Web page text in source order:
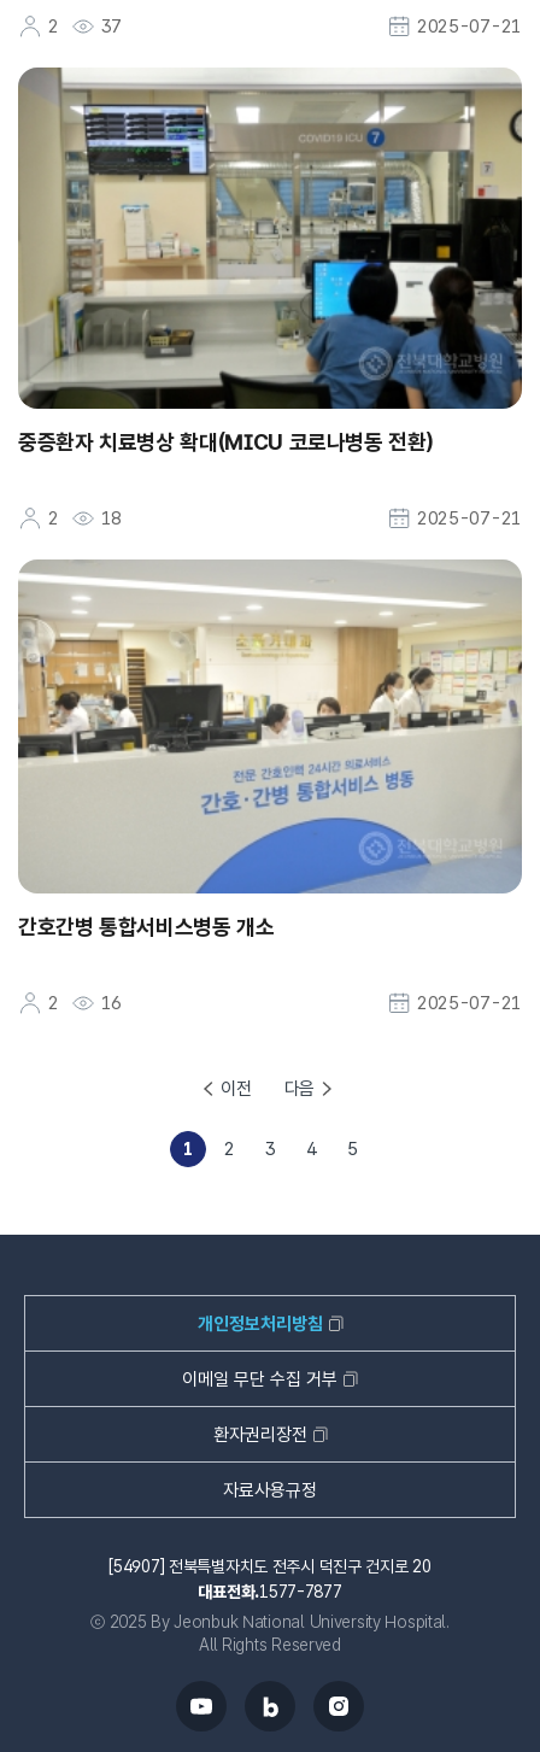
2 37 2025-07-21
중증환자 치료병상 확대(MICU 코로나병동 전환)
2 18 2025-07-21
간호간병 통합서비스병동 개소
2 16 2025-07-21
이전
1 2 3 4 5
다음
개인정보처리방침
이메일 무단 수집 거부
환자권리장전
자료사용규정
[54907] 전북특별자치도 전주시 덕진구 건지로 20
대표전화.1577-7877
ⓒ 2025 By Jeonbuk National University Hospital.
All Rights Reserved